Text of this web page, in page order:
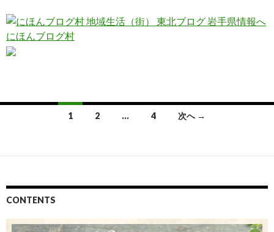
にほんブログ村
ナ
ゲ
ー
1 2 … 4 次へ →
CONTENTS